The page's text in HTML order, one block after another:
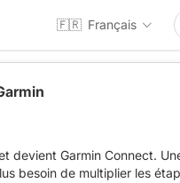
🇫🇷 Français
devient Garmin Connect.
besoin de multiplier les